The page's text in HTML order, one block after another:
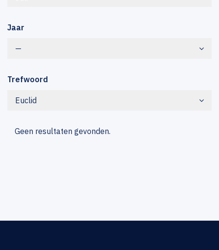
Jaar
—
Trefwoord
Euclid
Geen resultaten gevonden.